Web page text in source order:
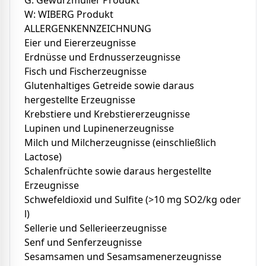
W: WIBERG Produkt
ALLERGENKENNZEICHNUNG
Eier und Eiererzeugnisse
Erdnüsse und Erdnusserzeugnisse
Fisch und Fischerzeugnisse
Glutenhaltiges Getreide sowie daraus
hergestellte Erzeugnisse
Krebstiere und Krebstiererzeugnisse
Lupinen und Lupinenerzeugnisse
Milch und Milcherzeugnisse (einschließlich
Lactose)
Schalenfrüchte sowie daraus hergestellte
Erzeugnisse
Schwefeldioxid und Sulfite (>10 mg SO2/kg oder
l)
Sellerie und Sellerieerzeugnisse
Senf und Senferzeugnisse
Sesamsamen und Sesamsamenerzeugnisse